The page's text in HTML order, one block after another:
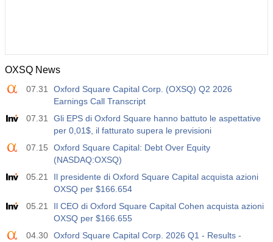
OXSQ News
07.31
Oxford Square Capital Corp. (OXSQ) Q2 2026
Earnings Call Transcript
07.31
Gli EPS di Oxford Square hanno battuto le aspettative
per 0,01$, il fatturato supera le previsioni
07.15
Oxford Square Capital: Debt Over Equity
(NASDAQ:OXSQ)
05.21
Il presidente di Oxford Square Capital acquista azioni
OXSQ per $166.654
05.21
Il CEO di Oxford Square Capital Cohen acquista azioni
OXSQ per $166.655
04.30 Oxford Square Capital Corp. 2026 Q1 - Results -